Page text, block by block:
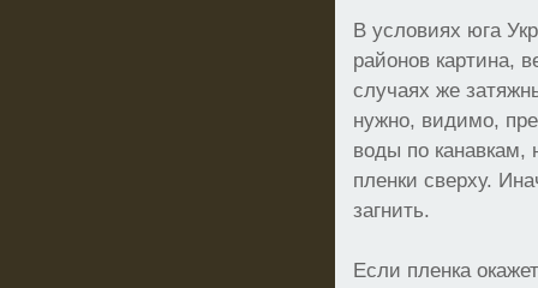
В условиях юга
районов картина,
случаях же
нужно, видимо,
воды по канавкам,
пленки сверху.
загнить.
Если пленка